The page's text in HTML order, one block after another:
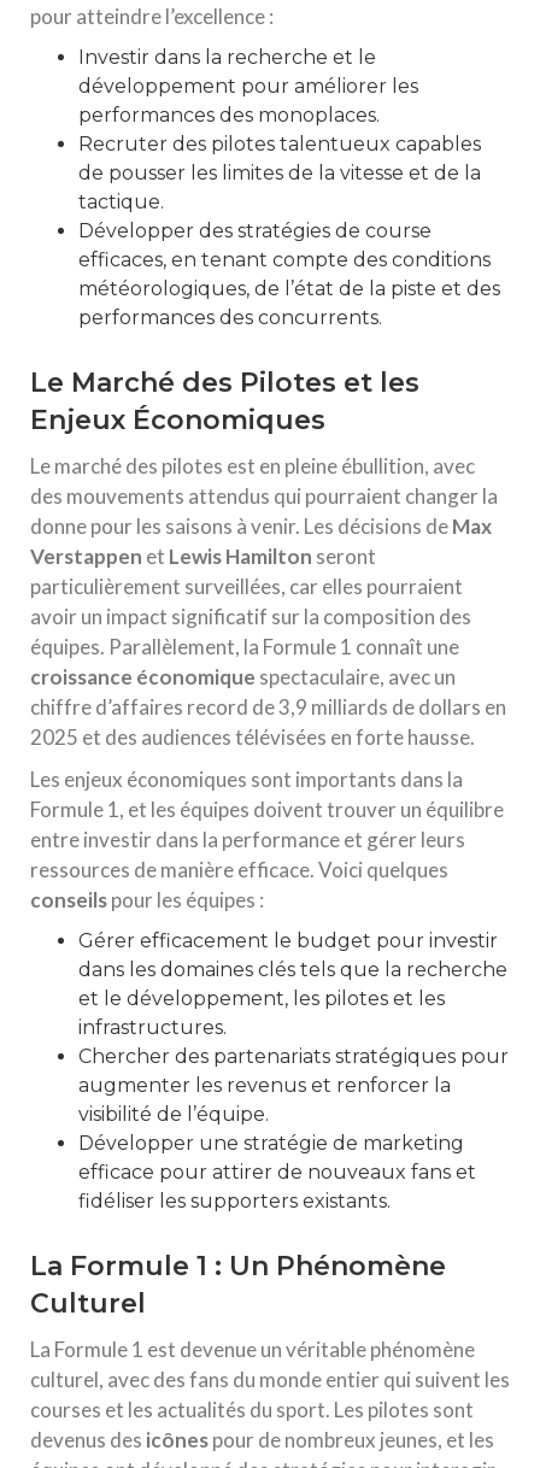
pour atteindre l’excellence :
Investir dans la recherche et le
développement pour améliorer les
performances des monoplaces.
Recruter des pilotes talentueux capables
de pousser les limites de la vitesse et de la
tactique.
Développer des stratégies de course
efficaces, en tenant compte des conditions
météorologiques, de l’état de la piste et des
performances des concurrents.
Le Marché des Pilotes et les
Enjeux Économiques
Le marché des pilotes est en pleine ébullition, avec
des mouvements attendus qui pourraient changer la
donne pour les saisons à venir. Les décisions deMax
Verstappen et Lewis Hamilton seront
particulièrement surveillées, car elles pourraient
avoir un impact significatif sur la composition des
équipes. Parallèlement, la Formule 1 connaît une
croissance économique spectaculaire, avec un
chiffre d’affaires record de 3,9 milliards de dollars en
2025 et des audiences télévisées en forte hausse.
Les enjeux économiques sont importants dans la
Formule 1, et les équipes doivent trouver un équilibre
entre investir dans la performance et gérer leurs
ressources de manière efficace. Voici quelques
conseilspour les équipes :
Gérer efficacement le budget pour investir
dans les domaines clés tels que la recherche
et le développement, les pilotes et les
infrastructures.
Chercher des partenariats stratégiques pour
augmenter les revenus et renforcer la
visibilité de l’équipe.
Développer une stratégie de marketing
efficace pour attirer de nouveaux fans et
fidéliser les supporters existants.
La Formule 1 : Un Phénomène
Culturel
La Formule 1 est devenue un véritable phénomène
culturel, avec des fans du monde entier qui suivent les
courses et les actualités du sport. Les pilotes sont
devenus des icônespour de nombreux jeunes, et les